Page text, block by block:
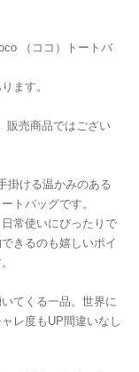
（ココ）トートバ
ます。
販売商品ではござい
掛ける温かみのある
トバッグです。
常使いにぴったりで
きるのも嬉しいポイ
てくる一品。世界に
レ度もUP間違いなし